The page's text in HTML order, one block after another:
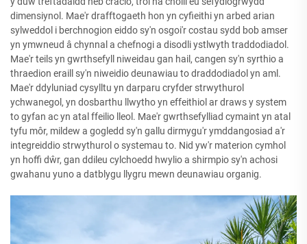
dimensiynol. Mae'r drafftogaeth hon yn cyfieithi yn arbed arian
sylweddol i berchnogion eiddo sy'n osgoi'r costau sydd bob amser
yn ymwneud â chynnal a chefnogi a disodli ystlwyth traddodiadol.
Mae'r teils yn gwrthsefyll niweidau gan hail, cangen sy'n syrthio a
thraedion eraill sy'n niweidio deunawiau to draddodiadol yn aml.
Mae'r ddyluniad cysylltu yn darparu cryfder strwythurol
ychwanegol, yn dosbarthu llwytho yn effeithiol ar draws y system
to gyfan ac yn atal ffeilio lleol. Mae'r gwrthsefylliad cymaint yn atal
tyfu môr, mildew a gogledd sy'n gallu dirmygu'r ymddangosiad a'r
integreiddio strwythurol o systemau to. Nid yw'r materion cymhol
yn hoffi dŵr, gan ddileu cylchoedd hwylio a shirmpio sy'n achosi
gwahanu yuno a datblygu llygru mewn deunawiau organig.